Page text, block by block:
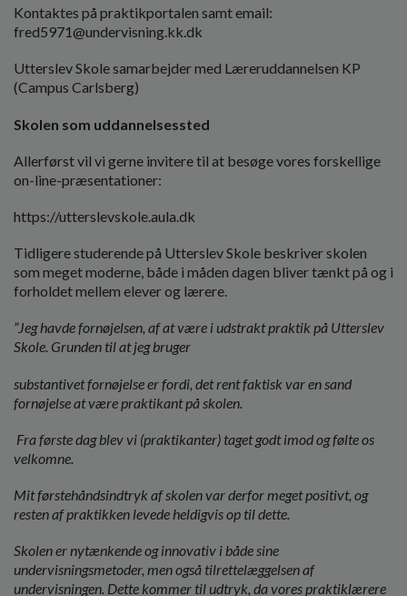
Kontaktes på praktikportalen samt email:
fred5971@undervisning.kk.dk
Utterslev Skole samarbejder med Læreruddannelsen KP
(Campus Carlsberg)
Skolen som uddannelsessted
Allerførst vil vi gerne invitere til at besøge vores forskellige
on-line-præsentationer:
https://utterslevskole.aula.dk
Tidligere studerende på Utterslev Skole beskriver skolen
som meget moderne, både i måden dagen bliver tænkt på og i
forholdet mellem elever og lærere.
”Jeg havde fornøjelsen, af at være i udstrakt praktik på Utterslev
Skole. Grunden til at jeg bruger
substantivet fornøjelse er fordi, det rent faktisk var en sand
fornøjelse at være praktikant på skolen.
Fra første dag blev vi (praktikanter) taget godt imod og følte os
velkomne.
Mit førstehåndsindtryk af skolen var derfor meget positivt, og
resten af praktikken levede heldigvisop til dette.
Skolen er nytænkende og innovativ i både sine
undervisningsmetoder, men også tilrettelæggelsen af
undervisningen. Dette kommer til udtryk, da vores praktiklærere